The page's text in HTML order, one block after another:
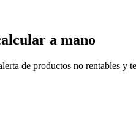
a mano
de productos no rentables y